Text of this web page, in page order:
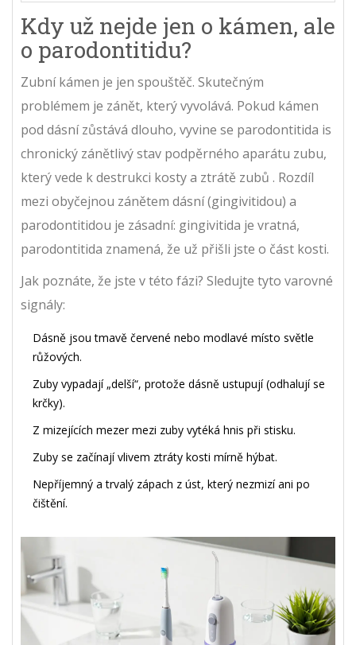
Kdy už nejde jen o kámen, ale
o parodontitidu?
Zubní kámen je jen spouštěč. Skutečným
problémem je zánět, který vyvolává. Pokud kámen
pod dásní zůstává dlouho, vyvine se parodontitida is
chronický zánětlivý stav podpěrného aparátu zubu,
který vede k destrukci kosty a ztrátě zubů . Rozdíl
mezi obyčejnou zánětem dásní (gingivitidou) a
parodontitidou je zásadní: gingivitida je vratná,
parodontitida znamená, že už přišli jste o část kosti.
Jak poznáte, že jste v této fázi? Sledujte tyto varovné
signály:
Dásně jsou tmavě červené nebo modlavé místo světle
růžových.
Zuby vypadají „delší“, protože dásně ustupují (odhalují se
krčky).
Z mizejících mezer mezi zuby vytéká hnis při stisku.
Zuby se začínají vlivem ztráty kosti mírně hýbat.
Nepříjemný a trvalý zápach z úst, který nezmizí ani po
čištění.